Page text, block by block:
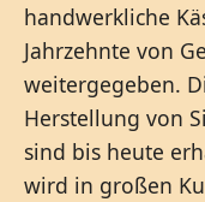
handwerkliche
Jahrzehnte von
weitergegeben.
Herstellung von
sind bis heute
wird in großen